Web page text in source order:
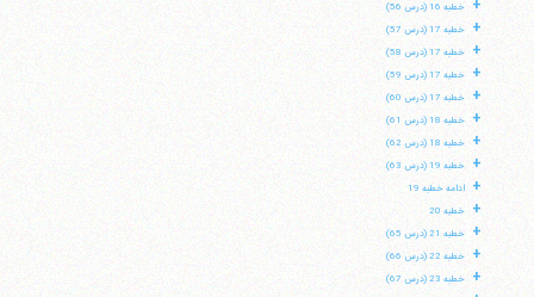
+ خطبه 16 (درس 56)
+ خطبه 17 (درس 57)
+ خطبه 17 (درس 58)
+ خطبه 17 (درس 59)
+ خطبه 17 (درس 60)
+ خطبه 18 (درس 61)
+ خطبه 18 (درس 62)
+ خطبه 19 (درس 63)
+ ادامه خطبه 19
+ خطبه 20
+ خطبه 21 (درس 65)
+ خطبه 22 (درس 66)
+ خطبه 23 (درس 67)